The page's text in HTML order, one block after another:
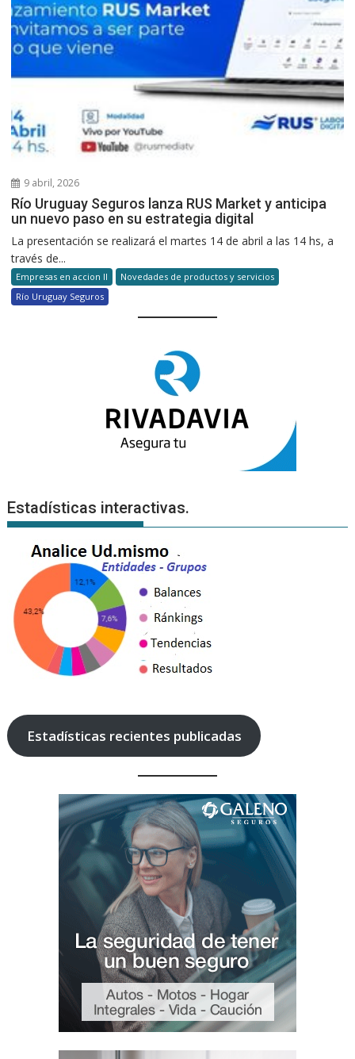
9 abril, 2026
Río Uruguay Seguros lanza RUS Market y anticipa
un nuevo paso en su estrategia digital
La presentación se realizará el martes 14 de abril a las 14 hs, a
través de...
Empresas en accion II
Novedades de productos y servicios
Río Uruguay Seguros
Estadísticas interactivas.
Estadísticas recientes publicadas